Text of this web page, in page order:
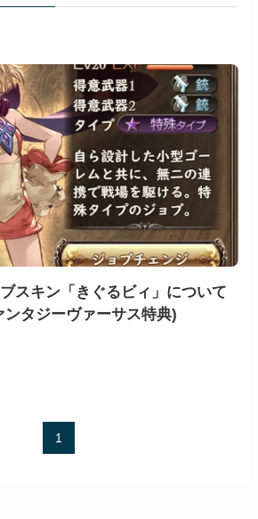
スキン「きぐるビィ」について
タジーヴァーサス特典)
1